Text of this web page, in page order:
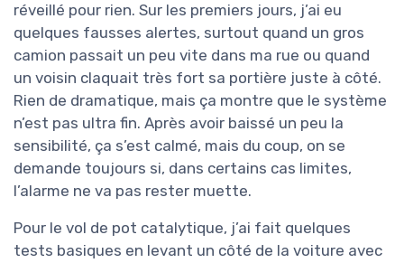
réveillé pour rien. Sur les premiers jours, j’ai eu
quelques fausses alertes, surtout quand un gros
camion passait un peu vite dans ma rue ou quand
un voisin claquait très fort sa portière juste à côté.
Rien de dramatique, mais ça montre que le système
n’est pas ultra fin. Après avoir baissé un peu la
sensibilité, ça s’est calmé, mais du coup, on se
demande toujours si, dans certains cas limites,
l’alarme ne va pas rester muette.
Pour le vol de pot catalytique, j’ai fait quelques
tests basiques en levant un côté de la voiture avec